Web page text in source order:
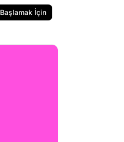
Başlamak İçin